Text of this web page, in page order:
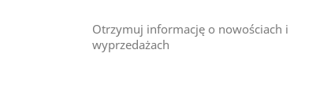
Otrzymuj informację o nowościach i
wyprzedażach